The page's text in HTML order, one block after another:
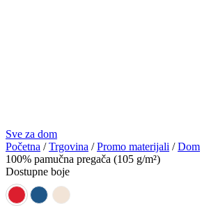
Sve za dom
Početna /Trgovina /Promo materijali /Dom
100% pamučna pregača (105 g/m²)
Dostupne boje